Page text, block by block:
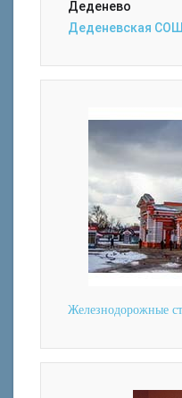
Деденево
Деденевская СОШ